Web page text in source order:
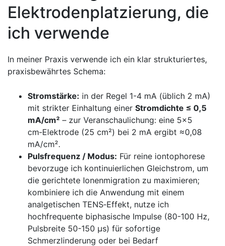
Elektrodenplatzierung, die
ich verwende
In meiner Praxis verwende ich ein klar strukturiertes,
praxisbewährtes Schema:
Stromstärke: in der Regel 1-4 mA (üblich⁢ 2 ⁤mA)
mit strikter Einhaltung einer Stromdichte ≤ 0,5
mA/cm² – zur Veranschaulichung: eine 5×5
‌cm‑Elektrode (25⁤ cm²) bei 2 mA ergibt ≈0,08
mA/cm².
Pulsfrequenz / Modus: Für reine iontophorese
⁢bevorzuge ich kontinuierlichen Gleichstrom, um
die gerichtete Ionenmigration zu maximieren;
kombiniere ich die‍ Anwendung mit einem
analgetischen TENS‑Effekt, nutze ich
hochfrequente biphasische Impulse ‌(80-100 Hz,
⁢Pulsbreite 50-150 µs) für sofortige
Schmerzlinderung oder bei Bedarf